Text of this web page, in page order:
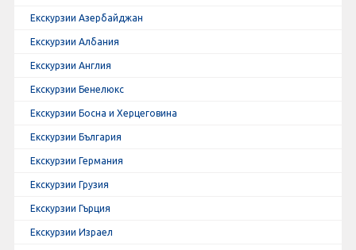
Екскурзии Азербайджан
Екскурзии Албания
Екскурзии Англия
Екскурзии Бенелюкс
Екскурзии Босна и Херцеговина
Екскурзии България
Екскурзии Германия
Екскурзии Грузия
Екскурзии Гърция
Екскурзии Израел